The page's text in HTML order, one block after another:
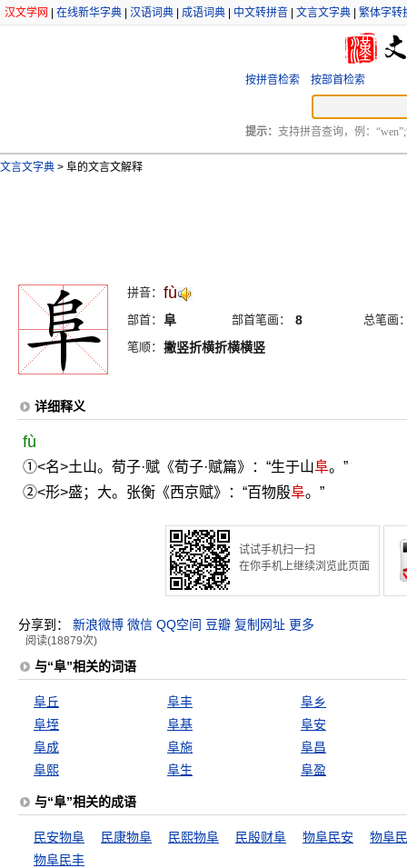
汉文学网 在线新华字典 汉语词典 成语词典 中文转拼音 文言文字典 繁体字转
按拼音检索 按部首检索
提示： 支持拼音查询，例：
文言文字典 > 阜的文言文解释
拼音： fù
部首： 阜 部首笔画： 8
总笔画
笔顺： 撇竖折横折横横竖
详细释义
fù
①<名>土山。荀子·赋《荀子·赋篇》：“生于山阜。”
②<形>盛；大。张衡《西京赋》：“百物殷阜。”
试试手机扫一扫
在你手机上继续浏览此页面
分享到： 新浪微博 微信 QQ空间 豆瓣 复制网址 更多
阅读(18879次)
与“阜”相关的词语
阜丘 阜丰
阜乡
阜垤
阜基
阜安
阜成
阜施
阜昌
阜熙
阜生 阜盈
与“阜”相关的成语
民安物阜 民康物阜 民熙物阜 民殷财阜 物阜民安
物阜
物阜民丰